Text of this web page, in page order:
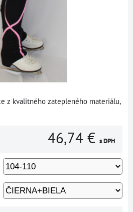
z kvalitného zatepleného materiálu,
46,74 € s DPH